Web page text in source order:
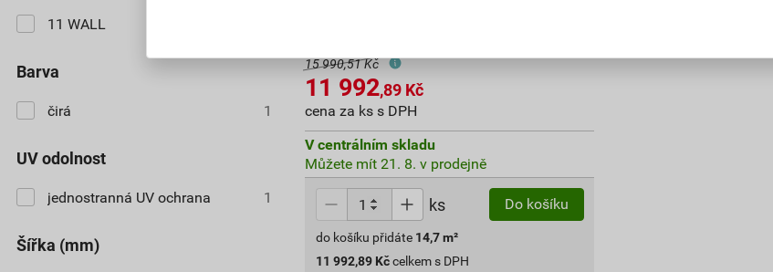
11 WALL
barva
čirá 1
UV odolnost
jednostranná UV ochrana 1
šířka (mm)
15 990,51 Kč
11 992,89 Kč
cena za ks s DPH
V centrálním skladu
Můžete mít 21. 8. v prodejně
ks Do košíku
do košíku přidáte 14,7 m²
11 992,89 Kč celkem s DPH